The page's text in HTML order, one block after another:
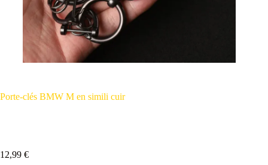
Porte-clés BMW M en simili cuir
12,99 €